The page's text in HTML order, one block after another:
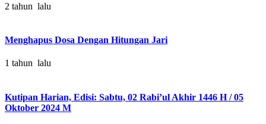
2 tahun lalu
Menghapus Dosa Dengan Hitungan Jari
1 tahun lalu
Kutipan Harian, Edisi: Sabtu, 02 Rabi’ul Akhir 1446 H / 05
Oktober 2024 M